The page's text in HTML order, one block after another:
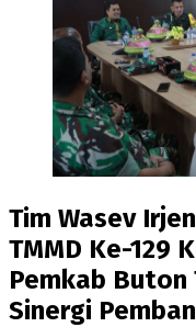
Tim Wasev
TMMD Ke-129
Pemkab
Sinergi